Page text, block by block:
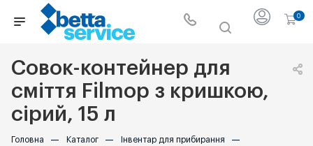
0
Совок-контейнер для
сміття Filmop з кришкою,
сірий, 15 л
Головна — Каталог — Інвентар для прибирання —